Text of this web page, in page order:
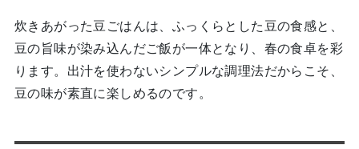
炊きあがった豆ごはんは、ふっくらとした豆の食感と、
豆の旨味が染み込んだご飯が一体となり、春の食卓を彩
ります。出汁を使わないシンプルな調理法だからこそ、
豆の味が素直に楽しめるのです。